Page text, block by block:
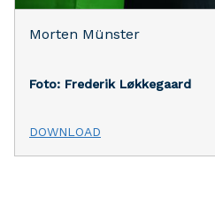
Morten Münster
Foto: Frederik Løkkegaard
DOWNLOAD